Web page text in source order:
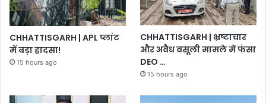
CHHATTISGARH | APL प्लांट
में बड़ा हादसा!
15 hours ago
CHHATTISGARH | भ्रष्टाचार
और अवैध वसूली मामले में फंसा
DEO …
15 hours ago